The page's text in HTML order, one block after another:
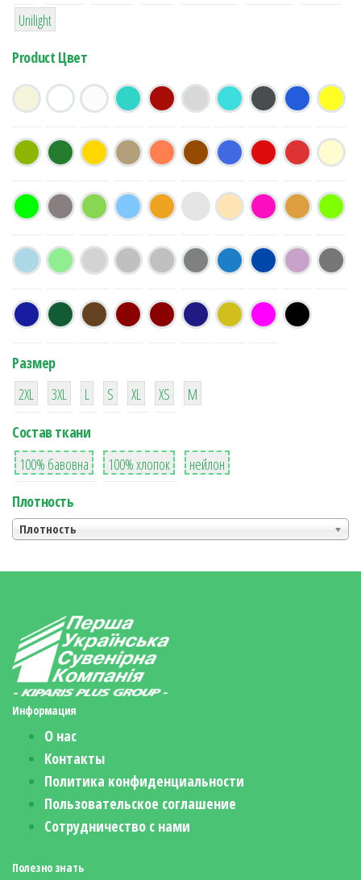
1
Unilight
Product Цвет
Размер
38
2XL
16
3XL
42
L
42
S
42
XL XS
М
Состав ткани
8
100% бавовна
36
100% хлопок
2
нейлон
Плотность
Плотность
Информация
О нас
Контакты
Политика конфиденциальности
Пользовательское соглашение
Сотрудничество с нами
Полезно знать